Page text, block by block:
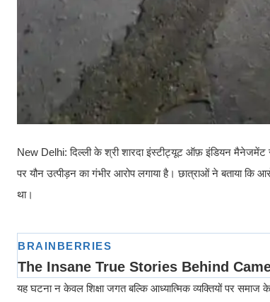
New Delhi: दिल्ली के श्री शारदा इंस्टीट्यूट ऑफ़ इंडियन मैनेजमेंट
पर यौन उत्पीड़न का गंभीर आरोप लगाया है। छात्राओं ने बताया कि
था।
यह घटना न केवल शिक्षा जगत बल्कि आध्यात्मिक व्यक्तियों पर